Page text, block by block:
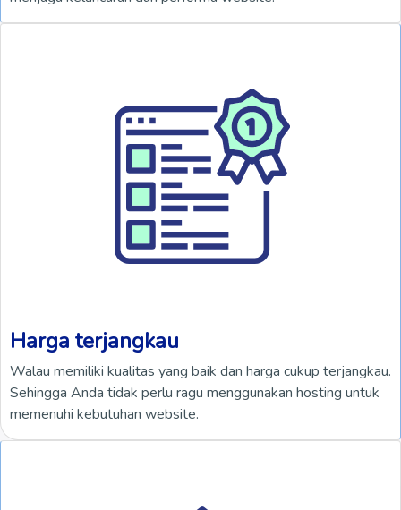
Harga terjangkau
Walau memiliki kualitas yang baik dan harga cukup terjangkau.
Sehingga Anda tidak perlu ragu menggunakan hosting untuk
memenuhi kebutuhan website.